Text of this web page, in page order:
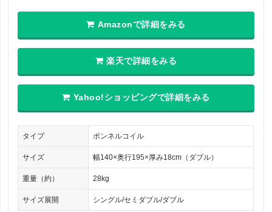
Amazonで詳細をみる
楽天で詳細をみる
Yahoo!ショッピングで詳細をみる
タイプ ボンネルコイル
サイズ 幅140×奥行195×厚み18cm（ダブル）
重量（約） 28kg
サイズ展開 シングル/セミダブル/ダブル